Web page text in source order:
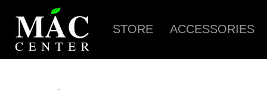
STORE ACCESSORIES